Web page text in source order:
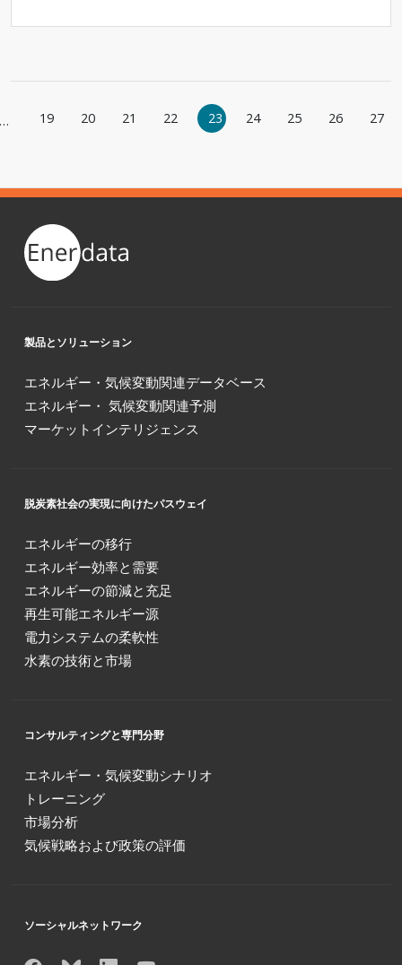
… 19 20 21 22 23 24 25 26 27
製品とソリューション
エネルギー・気候変動関連データベース
エネルギー・ 気候変動関連予測
マーケットインテリジェンス
脱炭素社会の実現に向けたパスウェイ
エネルギーの移行
エネルギー効率と需要
エネルギーの節減と充足
再生可能エネルギー源
電力システムの柔軟性
水素の技術と市場
コンサルティングと専門分野
エネルギー・気候変動シナリオ
トレーニング
市場分析
気候戦略および政策の評価
ソーシャルネットワーク